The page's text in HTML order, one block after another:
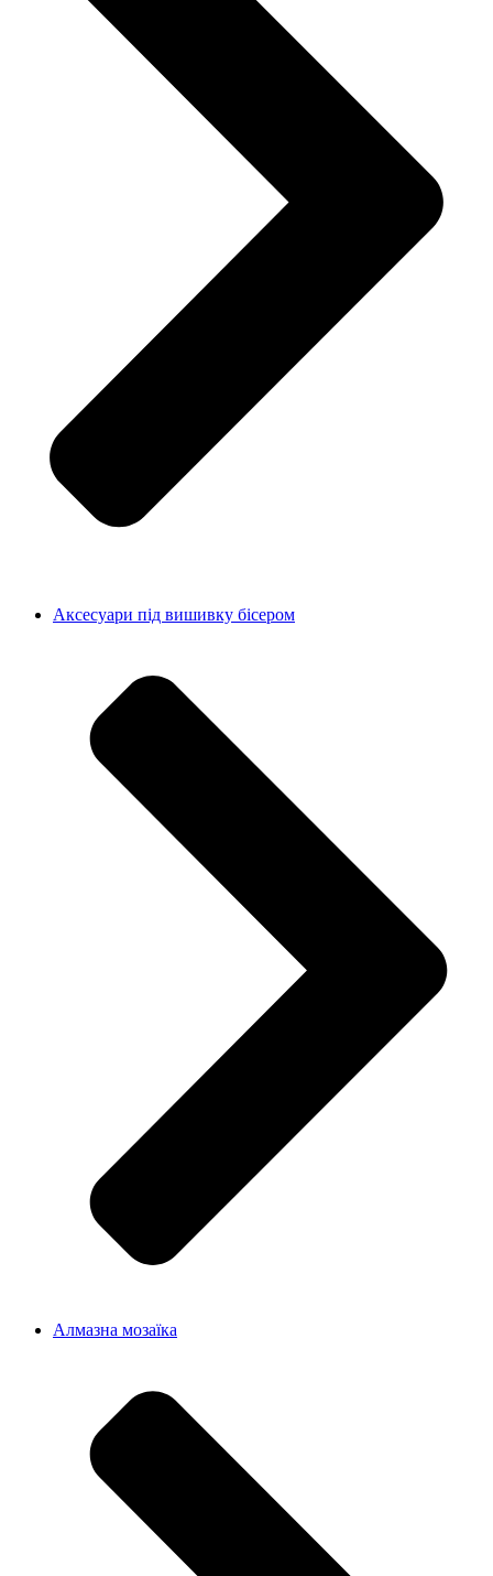
Аксесуари під вишивку бісером
Алмазна мозаїка